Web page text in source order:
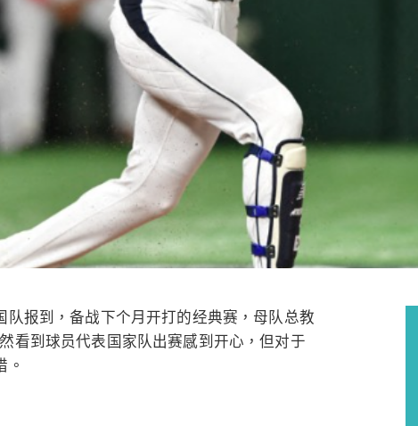
报到，备战下个月开打的经典赛，母队总教
看到球员代表国家队出赛感到开心，但对于
。